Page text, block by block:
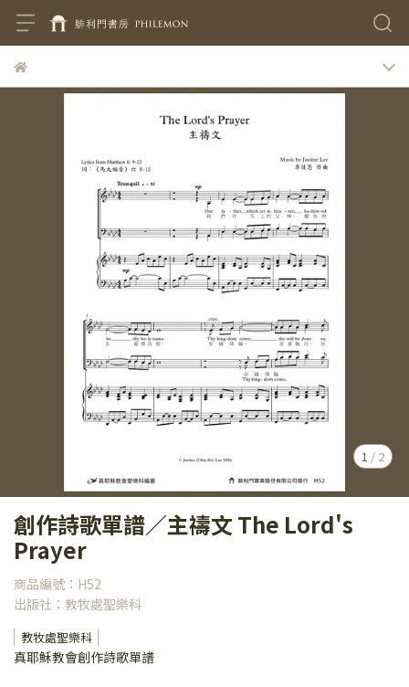
1 / 2
創作詩歌單譜／主禱文 The Lord's
Prayer
商品編號：H52
出版社：教牧處聖樂科
教牧處聖樂科
真耶穌教會創作詩歌單譜